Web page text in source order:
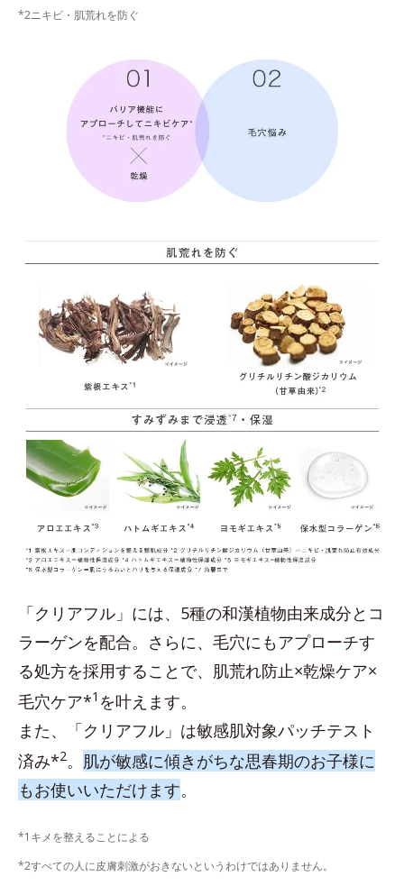
*2ニキビ・肌荒れを防ぐ
「クリアフル」には、5種の和漢植物由来成分とコ
ラーゲンを配合。さらに、毛穴にもアプローチす
る処方を採用することで、肌荒れ防止×乾燥ケア×
毛穴ケア*1 を叶えます。
また、「クリアフル」は敏感肌対象パッチテスト
済み*2。 肌が敏感に傾きがちな思春期のお子様に
もお使いいただけます。
*1キメを整えることによる
*2すべての人に皮膚刺激がおきないというわけではありません。